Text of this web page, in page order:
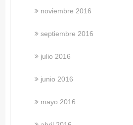
noviembre 2016
septiembre 2016
julio 2016
junio 2016
mayo 2016